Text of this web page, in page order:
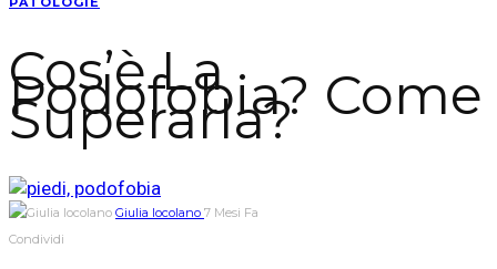
Cos’è La
Podofobia? Come
Superarla?
Giulia Iocolano 7 Mesi Fa
Condividi